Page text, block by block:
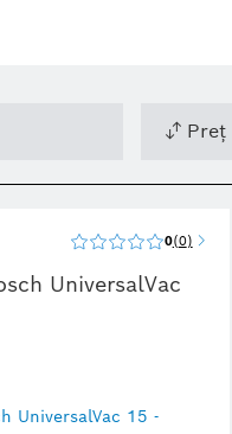
Preț
0 0
UniversalVac